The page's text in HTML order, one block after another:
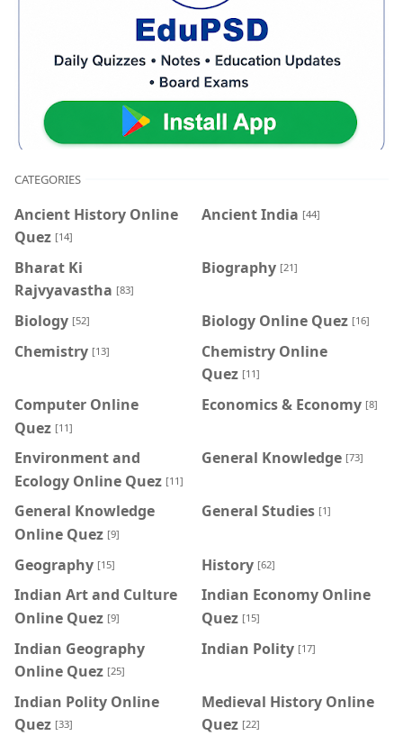
CATEGORIES
Ancient History Online
Quez [14]
Ancient India [44]
Bharat Ki
Rajvyavastha [83]
Biography [21]
Biology [52] Biology Online Quez [16]
Chemistry [13]
Chemistry Online
Quez [11]
Computer Online
Quez [11]
Economics & Economy [8]
Environment and
Ecology Online Quez [11]
General Knowledge [73]
General Knowledge
Online Quez [9]
General Studies [1]
Geography [15] History [62]
Indian Art and Culture
Online Quez [9]
Indian Economy Online
Quez [15]
Indian Geography
Online Quez [25]
Indian Polity [17]
Indian Polity Online
Quez [33]
Medieval History Online
Quez [22]